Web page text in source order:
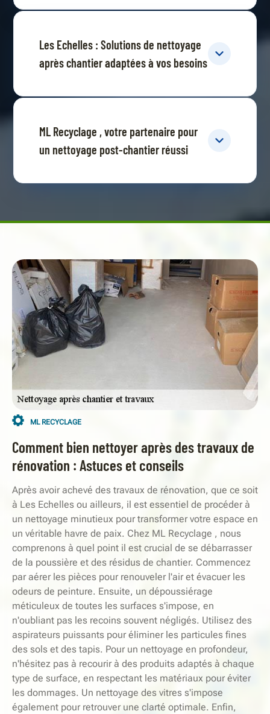
Les Echelles : Solutions de nettoyage
après chantier adaptées à vos besoins
ML Recyclage , votre partenaire pour
un nettoyage post-chantier réussi
ML RECYCLAGE
Comment bien nettoyer après des travaux de
rénovation : Astuces et conseils
Après avoir achevé des travaux de rénovation, que ce soit
à Les Echelles ou ailleurs, il est essentiel de procéder à
un nettoyage minutieux pour transformer votre espace en
un véritable havre de paix. Chez ML Recyclage , nous
comprenons à quel point il est crucial de se débarrasser
de la poussière et des résidus de chantier. Commencez
par aérer les pièces pour renouveler l'air et évacuer les
odeurs de peinture. Ensuite, un dépoussiérage
méticuleux de toutes les surfaces s'impose, en
n'oubliant pas les recoins souvent négligés. Utilisez des
aspirateurs puissants pour éliminer les particules fines
des sols et des tapis. Pour un nettoyage en profondeur,
n'hésitez pas à recourir à des produits adaptés à chaque
type de surface, en respectant les matériaux pour éviter
les dommages. Un nettoyage des vitres s'impose
également pour retrouver une clarté optimale. Enfin,